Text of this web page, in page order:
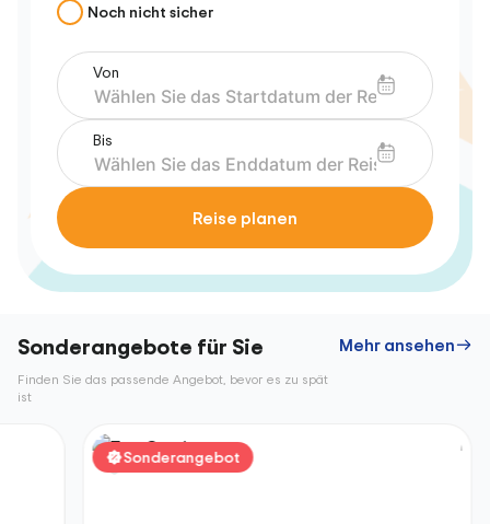
Noch nicht sicher
Von
Bis
Reise planen
Sonderangebote für Sie
Finden Sie das passende Angebot, bevor es zu spät
ist
Mehr ansehen
Sonderangebot